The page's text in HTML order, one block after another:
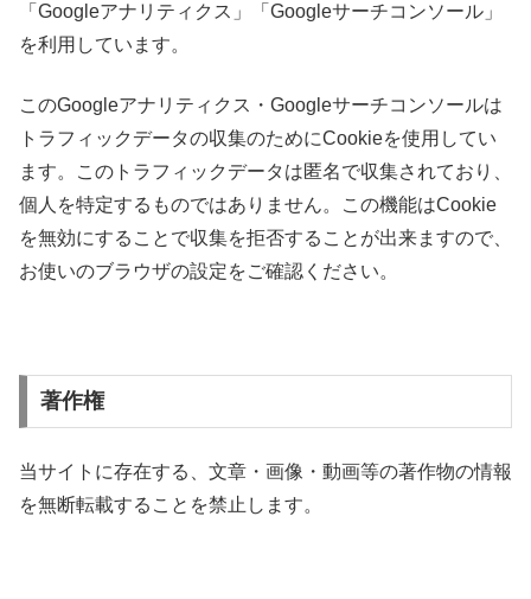
「Googleアナリティクス」「Googleサーチコンソール」
を利用しています。
このGoogleアナリティクス・Googleサーチコンソールは
トラフィックデータの収集のためにCookieを使用してい
ます。このトラフィックデータは匿名で収集されており、
個人を特定するものではありません。この機能はCookie
を無効にすることで収集を拒否することが出来ますので、
お使いのブラウザの設定をご確認ください。
著作権
当サイトに存在する、文章・画像・動画等の著作物の情報
を無断転載することを禁止します。